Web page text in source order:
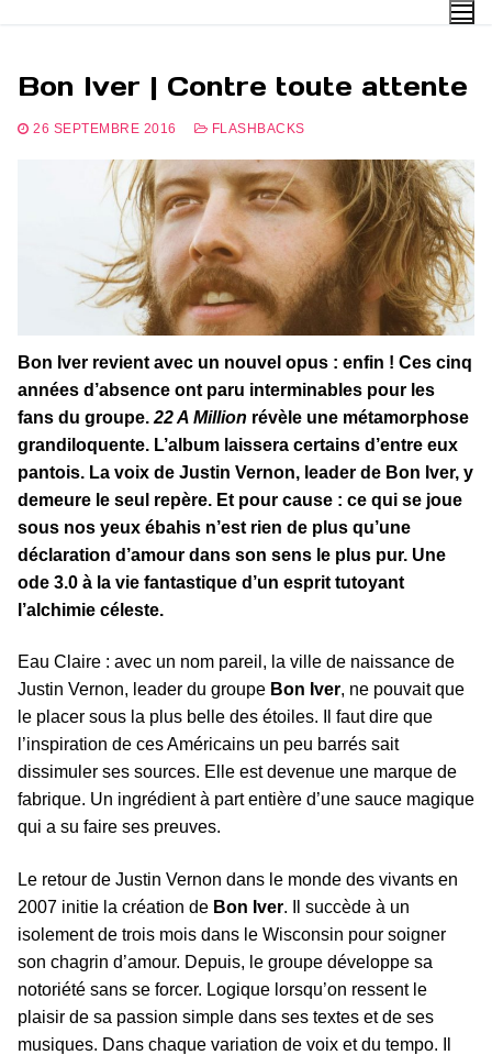
Bon Iver | Contre toute attente
26 SEPTEMBRE 2016 FLASHBACKS
Bon Iver revient avec un nouvel opus : enfin ! Ces cinq
années d’absence ont paru interminables pour les
fans du groupe. 22 A Million révèle une métamorphose
grandiloquente. L’album laissera certains d’entre eux
pantois. La voix de Justin Vernon, leader de Bon Iver, y
demeure le seul repère. Et pour cause : ce qui se joue
sous nos yeux ébahis n’est rien de plus qu’une
déclaration d’amour dans son sens le plus pur. Une
ode 3.0 à la vie fantastique d’un esprit tutoyant
l’alchimie céleste.
Eau Claire : avec un nom pareil, la ville de naissance de
Justin Vernon, leader du groupe Bon Iver, ne pouvait que
le placer sous la plus belle des étoiles. Il faut dire que
l’inspiration de ces Américains un peu barrés sait
dissimuler ses sources. Elle est devenue une marque de
fabrique. Un ingrédient à part entière d’une sauce magique
qui a su faire ses preuves.
Le retour de Justin Vernon dans le monde des vivants en
2007 initie la création de Bon Iver. Il succède à un
isolement de trois mois dans le Wisconsin pour soigner
son chagrin d’amour. Depuis, le groupe développe sa
notoriété sans se forcer. Logique lorsqu’on ressent le
plaisir de sa passion simple dans ses textes et de ses
musiques. Dans chaque variation de voix et du tempo. Il